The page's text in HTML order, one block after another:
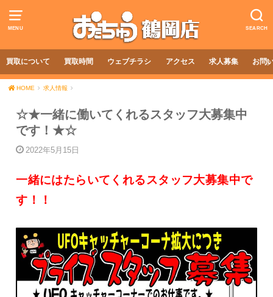
MENU SEARCH
買取について 買取時間 ウェブチラシ アクセス 求人募集 お問
HOME 求人情報
☆★一緒に働いてくれるスタッフ大募集中
です！★☆
2022年5月15日
一緒にはたらいてくれるスタッフ大募集中で
す！！